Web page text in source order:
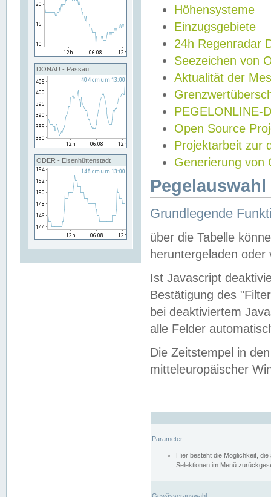
DONAU - Passau
ODER - Eisenhüttenstadt
Höhensysteme
Einzugsgebiete
24h Regenradar
Seezeichen von
Aktualität der
PEGELONLINE-
Open Source
Projektarbeit zur
Generierung von
Grundlegende
über die Tabelle
heruntergeladen oder
Ist Javascript
Bestätigung des
bei deaktiviertem
alle Felder
Die Zeitstempel in
mitteleuropäischer
Parameter
Hier besteht die Möglichkeit,
Selektionen im Menü